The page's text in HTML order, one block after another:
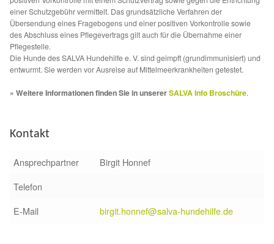
Mittelmeerkrankheiten
Leishmaniose
Qualzucht bei Hunden
Zwingerhusten
Ablauf Adoption
Info Broschüre – SALVA Hundehilfe e.V.
einer Schutzgebühr vermittelt. Das grundsätzliche Verfahren der
Übersendung eines Fragebogens und einer positiven Vorkontrolle sowie
des Abschluss eines Pflegevertrags gilt auch für die Übernahme einer
Pflegestelle.
Die Hunde des SALVA Hundehilfe e. V. sind geimpft (grundimmunisiert) und
entwurmt. Sie werden vor Ausreise auf Mittelmeerkrankheiten getestet.
» Weitere Informationen finden Sie in unsererSALVA Info Broschüre.
Kontakt
Ansprechpartner
Birgit Honnef
Telefon
E-Mail
birgit.honnef@salva-hundehilfe.de